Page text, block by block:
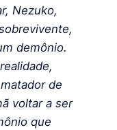
Nezuko,
demônio.
de
voltar a ser
que